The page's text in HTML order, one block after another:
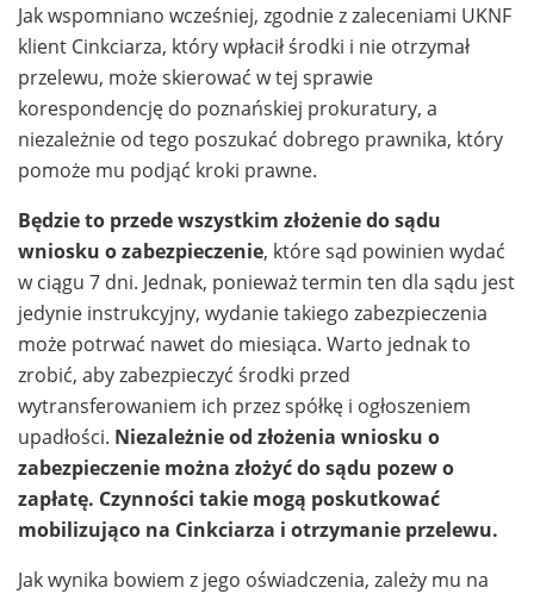
Jak wspomniano wcześniej, zgodnie z zaleceniami UKNF
klient Cinkciarza, który wpłacił środki i nie otrzymał
przelewu, może skierować w tej sprawie
korespondencję do poznańskiej prokuratury, a
niezależnie od tego poszukać dobrego prawnika, który
pomoże mu podjąć kroki prawne.
Będzie to przede wszystkim złożenie do sądu
wniosku o zabezpieczenie, które sąd powinien wydać
w ciągu 7 dni. Jednak, ponieważ termin ten dla sądu jest
jedynie instrukcyjny, wydanie takiego zabezpieczenia
może potrwać nawet do miesiąca. Warto jednak to
zrobić, aby zabezpieczyć środki przed
wytransferowaniem ich przez spółkę i ogłoszeniem
upadłości. Niezależnie od złożenia wniosku o
zabezpieczenie można złożyć do sądu pozew o
zapłatę. Czynności takie mogą poskutkować
mobilizująco na Cinkciarza i otrzymanie przelewu.
Jak wynika bowiem z jego oświadczenia, zależy mu na